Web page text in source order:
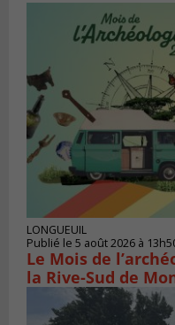
LONGUEUIL
Publié le 5 août 2026 à
Le Mois de
la Rive-Sud de